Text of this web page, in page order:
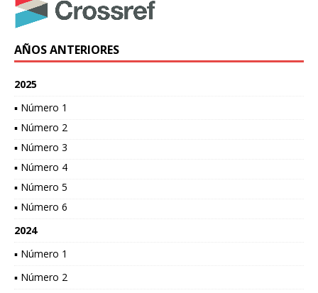
AÑOS ANTERIORES
2025
▪ Número 1
▪ Número 2
▪ Número 3
▪ Número 4
▪ Número 5
▪ Número 6
2024
▪ Número 1
▪ Número 2